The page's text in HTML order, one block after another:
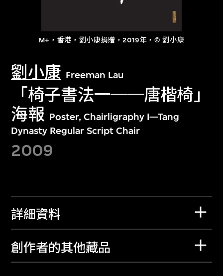
M+，香港，劉小康捐贈，2019年，© 劉小康
劉小康 Freeman Lau
「椅子書法一──唐楷椅」
海報 Poster, Chairligraphy I—Tang
Dynasty Regular Script Chair
2009
詳細資料
創作者的其他藏品